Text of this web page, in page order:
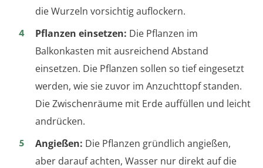
die Wurzeln vorsichtig auflockern.
Pflanzen einsetzen: Die Pflanzen im
Balkonkasten mit ausreichend Abstand
einsetzen. Die Pflanzen sollen so tief eingesetzt
werden, wie sie zuvor im Anzuchttopf standen.
Die Zwischenräume mit Erde auffüllen und leicht
andrücken.
Angießen: Die Pflanzen gründlich angießen,
aber darauf achten, Wasser nur direkt auf die